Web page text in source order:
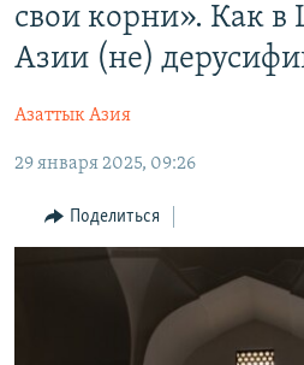
содержанию
Вернутся
главной
Вернутся
поиску
КЫРГЫЗСТАН
ВОЙНА В УКРАИНЕ
КЫРГЫЗЧА
ЎЗБЕКЧА
TÜRKMENÇE
Все сайты РСЕ/РС
свои корни». Как в
Азии (не)
Азаттык Азия
29 января 2025, 09:26
Поделиться